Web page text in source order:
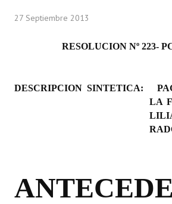
Comisiones Especiales
Concejales Mandato Cumplido
LEGISLACIÓN
Reglamento Interno
27 Septiembre 2013
RESOLUCION Nº 223-
DESCRIPCION SINTETICA:
LA